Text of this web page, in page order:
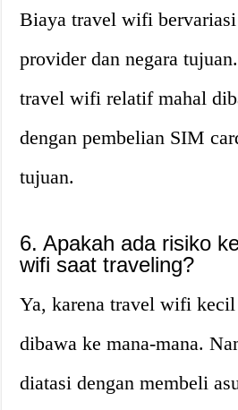
Biaya travel wifi bervariasi
provider dan negara
travel wifi relatif mahal
dengan pembelian SIM
tujuan.
6. Apakah ada risiko
wifi saat traveling?
Ya, karena travel wifi kecil
dibawa ke mana-mana.
diatasi dengan membeli